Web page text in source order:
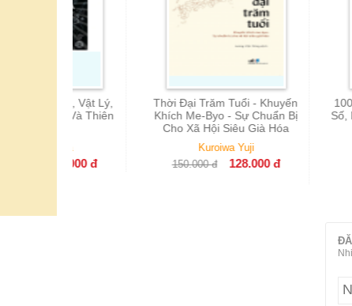
Thời Đại Trăm Tuổi - Khuyến
Khích Me-Byo - Sự Chuẩn Bị
Cho Xã Hội Siêu Già Hóa
Kuroiwa Yuji
128.000
100 Bí Ẩn
Số, Máy Tính
Things